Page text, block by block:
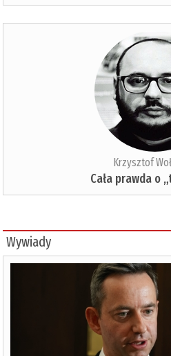
Krzysztof
Cała prawda o
Wywiady